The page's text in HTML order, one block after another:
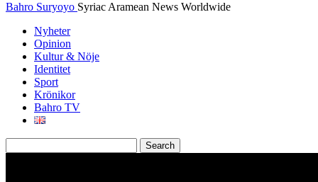
Bahro Suryoyo Syriac Aramean News Worldwide
Nyheter
Opinion
Kultur & Nöje
Identitet
Sport
Krönikor
Bahro TV